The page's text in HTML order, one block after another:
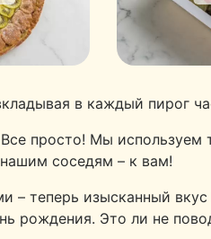
в каждый пирог
просто! Мы
соседям – к вам!
теперь изысканный
рождения. Это ли не